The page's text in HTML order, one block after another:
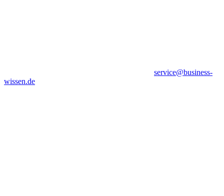
service@business-
wissen.de